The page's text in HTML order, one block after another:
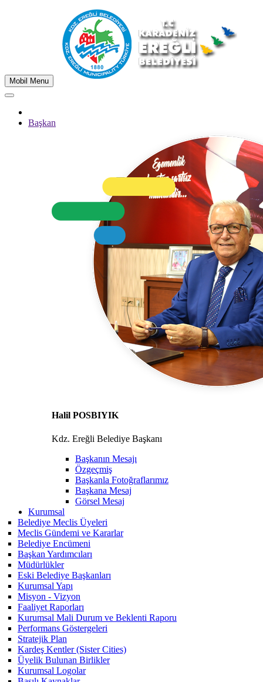
Mobil Menu
Başkan
Halil POSBIYIK
Kdz. Ereğli Belediye Başkanı
Başkanın Mesajı
Özgeçmiş
Başkanla Fotoğraflarımız
Başkana Mesaj
Görsel Mesaj
Kurumsal
Belediye Meclis Üyeleri
Meclis Gündemi ve Kararlar
Belediye Encümeni
Başkan Yardımcıları
Müdürlükler
Eski Belediye Başkanları
Kurumsal Yapı
Misyon - Vizyon
Faaliyet Raporları
Kurumsal Mali Durum ve Beklenti Raporu
Performans Göstergeleri
Stratejik Plan
Kardeş Kentler (Sister Cities)
Üyelik Bulunan Birlikler
Kurumsal Logolar